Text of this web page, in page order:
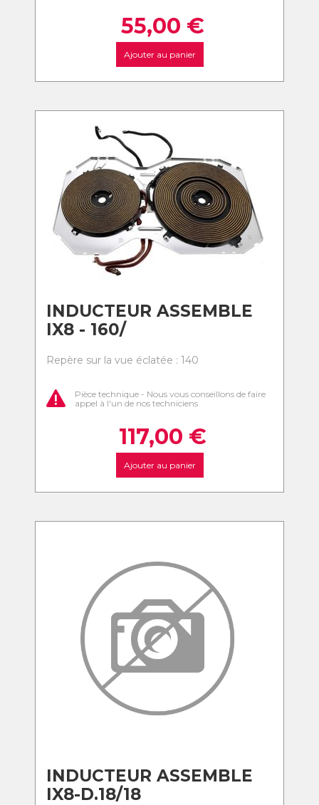
55,00 €
Ajouter au panier
INDUCTEUR ASSEMBLE
IX8 - 160/
Repère sur la vue éclatée : 140
Pièce technique - Nous vous conseillons de faire
appel à l'un de nos techniciens
117,00 €
Ajouter au panier
INDUCTEUR ASSEMBLE
IX8-D.18/18